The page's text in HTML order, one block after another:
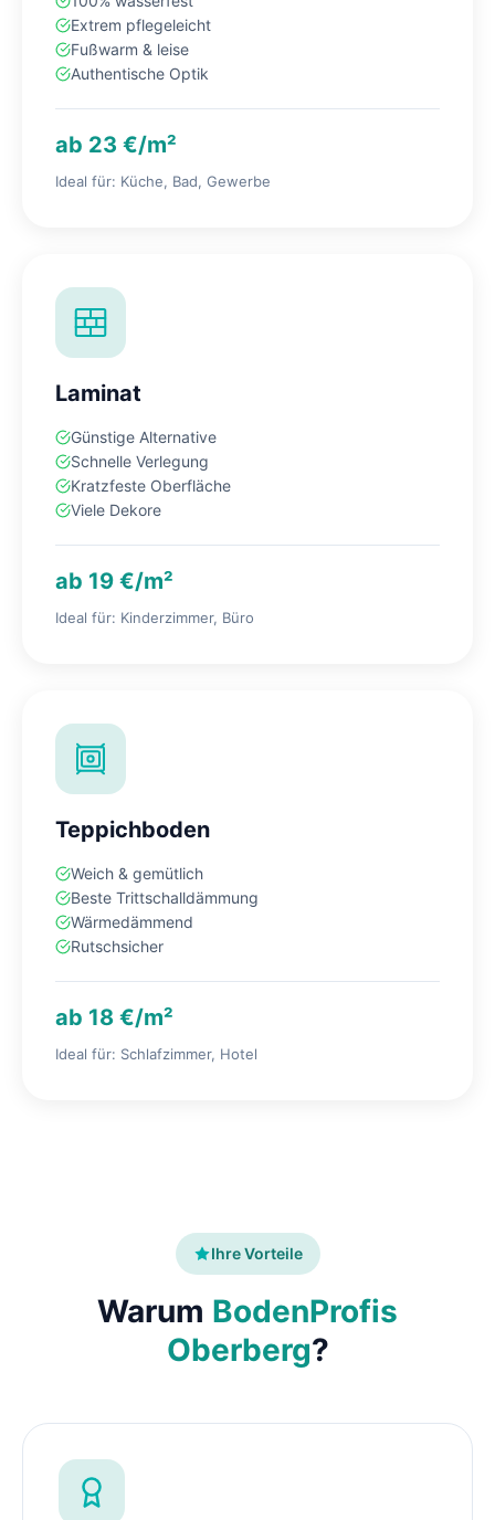
Extrem pflegeleicht
Fußwarm & leise
Authentische Optik
ab 23 €/m²
Ideal für: Küche, Bad, Gewerbe
Laminat
Günstige Alternative
Schnelle Verlegung
Kratzfeste Oberfläche
Viele Dekore
ab 19 €/m²
Ideal für: Kinderzimmer, Büro
Teppichboden
Weich & gemütlich
Beste Trittschalldämmung
Wärmedämmend
Rutschsicher
ab 18 €/m²
Ideal für: Schlafzimmer, Hotel
Ihre Vorteile
Warum BodenProfis
Oberberg?